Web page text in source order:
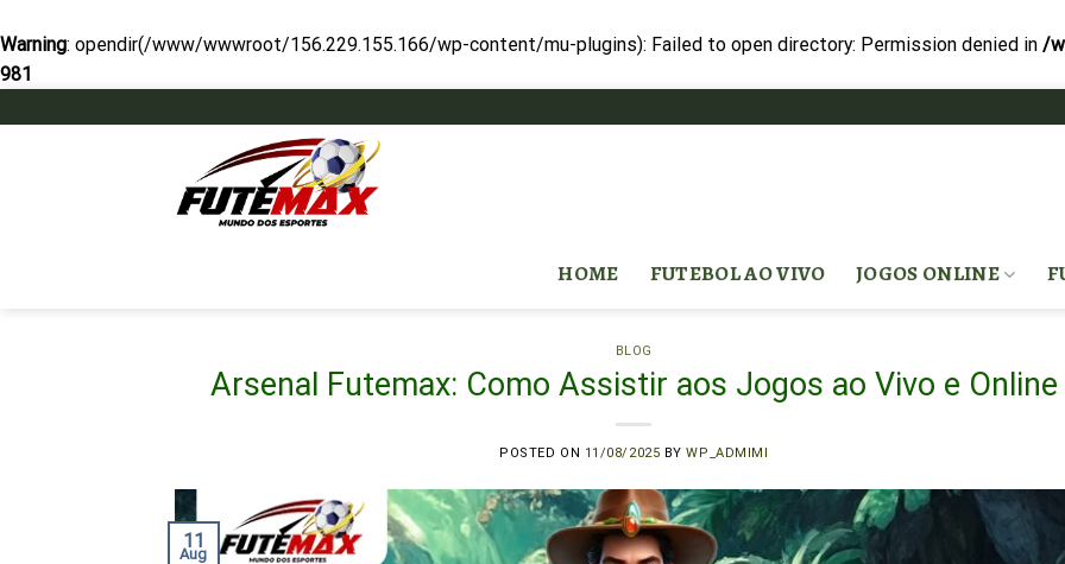
Warning: opendir(/www/wwwroot/156.229.155.166/wp-content/mu-plugins): Failed to open directory: Permission denied in /
981
to
HOME FUTEBOL AO VIVO JOGOS ONLINE
BLOG
Arsenal Futemax: Como Assistir aos Jogos ao Vivo e Online
POSTED ON 11/08/2025 BYWP_ADMIMI
11
Aug